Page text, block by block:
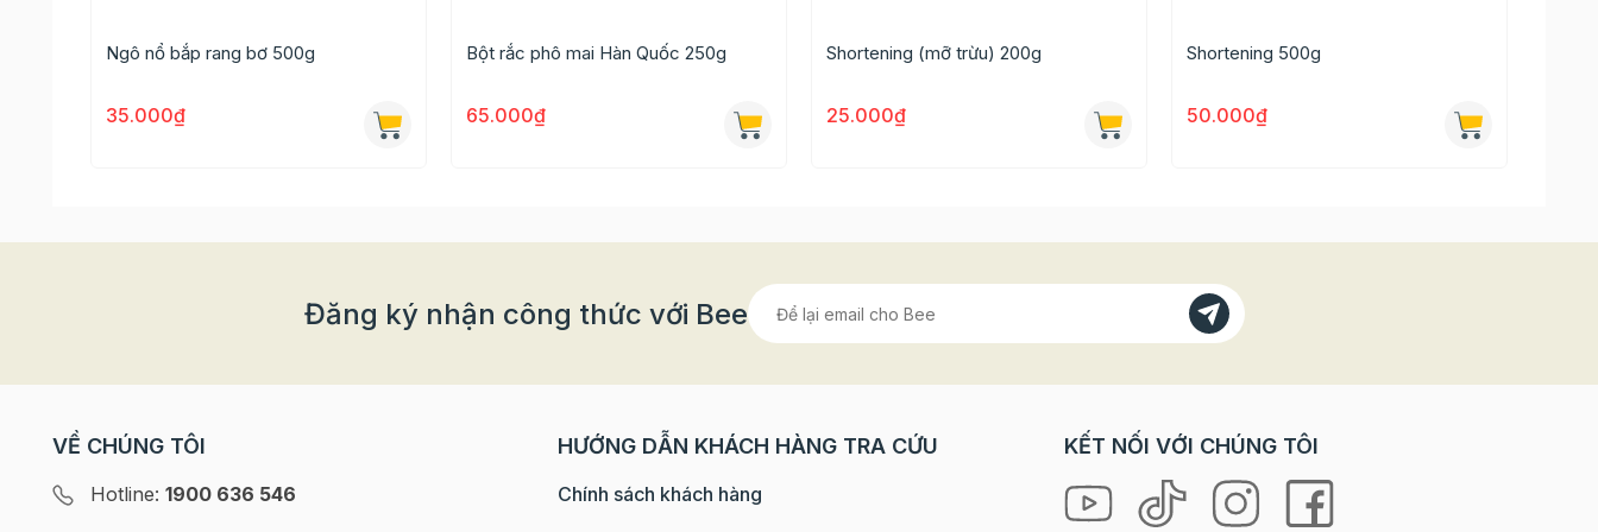
Bước 1: Đun chảy bơ trên lửa nhỏ đến khi bơ tan hết thì cho 80g marshmallow vào và đảo đều tay cho bơ và
marshmallow tan hết
Ngô nổ bắp rang bơ 500g
35.000₫
Bột rắc phô mai Hàn Quốc 250g
65.000₫
Shortening (mỡ trừu) 200g
25.000₫
Shortening 500g
50.000₫
Đăng ký nhận công thức với Bee
VỀ CHÚNG TÔI
Hotline: 1900 636 546
HƯỚNG DẪN KHÁCH HÀNG TRA CỨU
Chính sách khách hàng
KẾT NỐI VỚI CHÚNG TÔI